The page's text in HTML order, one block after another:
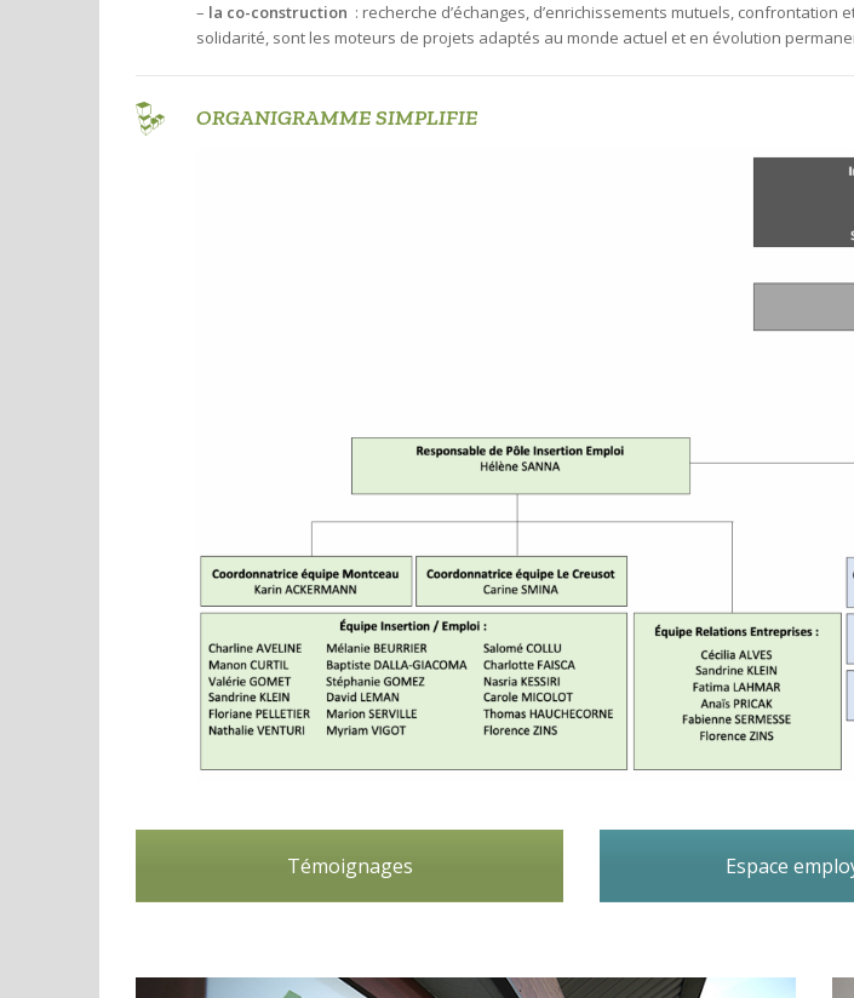
– la co-construction : recherche d’échanges, d’enrichissements mutuels,
solidarité, sont les moteurs de projets adaptés au monde actuel et en évolution
ORGANIGRAMME SIMPLIFIE
Témoignages Espace